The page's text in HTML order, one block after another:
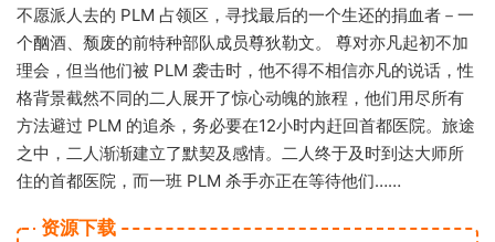
不愿派人去的 PLM 占领区，寻找最后的一个生还的捐血者－一
个酗酒、颓废的前特种部队成员尊狄勒文。 尊对亦凡起初不加
理会，但当他们被 PLM 袭击时，他不得不相信亦凡的说话，性
格背景截然不同的二人展开了惊心动魄的旅程，他们用尽所有
方法避过 PLM 的追杀，务必要在12小时内赶回首都医院。旅途
之中，二人渐渐建立了默契及感情。二人终于及时到达大师所
住的首都医院，而一班 PLM 杀手亦正在等待他们……
资源下载